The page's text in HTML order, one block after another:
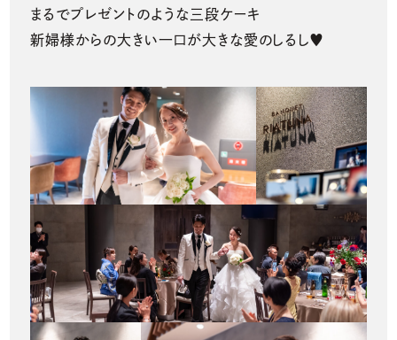
まるでプレゼントのような三段ケーキ
新婦様からの大きい一口が大きな愛のしるし♥